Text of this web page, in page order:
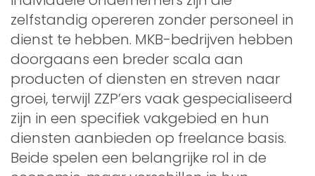
zelfstandig opereren zonder personeel in
dienst te hebben. MKB-bedrijven hebben
doorgaans een breder scala aan
producten of diensten en streven naar
groei, terwijl ZZP’ers vaak gespecialiseerd
zijn in een specifiek vakgebied en hun
diensten aanbieden op freelance basis.
Beide spelen een belangrijke rol in de